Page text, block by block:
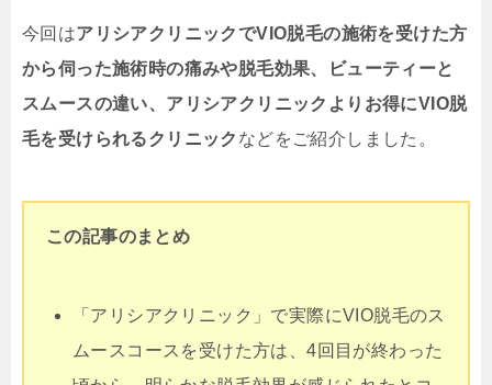
今回はアリシアクリニックでVIO脱毛の施術を受けた方
から伺った施術時の痛みや脱毛効果、
ビューティーと
スムースの違い、アリシアクリニックよりお得にVIO脱
毛を受けられるクリニック などをご紹介しました。
この記事のまとめ
「アリシアクリニック」で実際にVIO脱毛のス
ムースコースを受けた方は、4回目が終わった